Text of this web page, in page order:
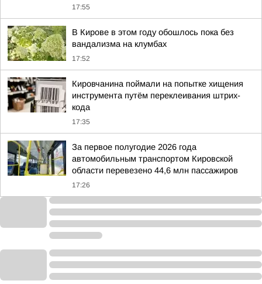
17:55
В Кирове в этом году обошлось пока без
вандализма на клумбах
17:52
Кировчанина поймали на попытке хищения
инструмента путём переклеивания штрих-
кода
17:35
За первое полугодие 2026 года
автомобильным транспортом Кировской
области перевезено 44,6 млн пассажиров
17:26